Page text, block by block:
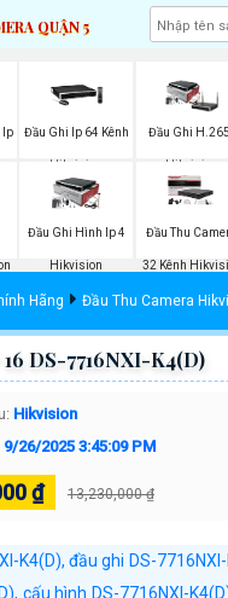
QUẬN 5
Đầu Ghi Ip 64 Kênh
Hikvision
Đầu Ghi
Hikvision
Đầu Ghi Hình Ip 4
Hikvision
Đầu Thu
32 Kênh
Hãng Đầu Thu Camera
DS-7716NXI-K4(D)
Hikvision
9/26/2025 3:45:09 PM
₫ 13,230,000 ₫